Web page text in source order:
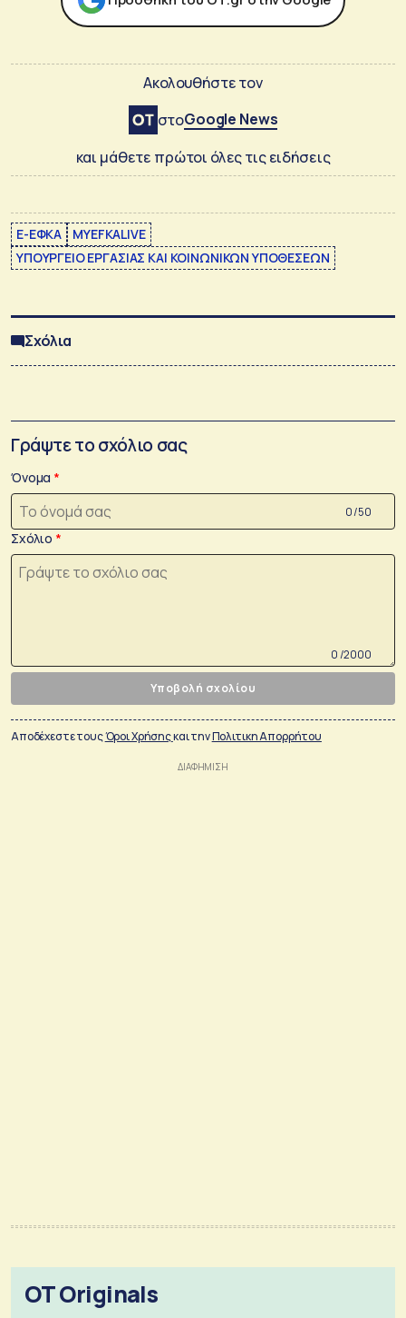
Ακολουθήστε τον
στοGoogle News
και μάθετε πρώτοι όλες τις ειδήσεις
E-ΕΦΚΑ
MYEFKALIVE
ΥΠΟΥΡΓΕΙΟ ΕΡΓΑΣΙΑΣ ΚΑΙ ΚΟΙΝΩΝΙΚΩΝ ΥΠΟΘΕΣΕΩΝ
Σχόλια
Γράψτε το σχόλιο σας
Όνομα
0 /50
Σχόλιο
0 /2000
Υποβολή σχολίου
Αποδέχεστε τουςΌροι Χρήσηςκαι τηνΠολιτικη Απορρήτου
OT Originals